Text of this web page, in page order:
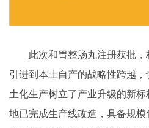
此次和胃整肠丸注册获批
引进到本土自产的战略性跨越
土化生产树立了产业升级的新
地已完成生产线改造，具备规